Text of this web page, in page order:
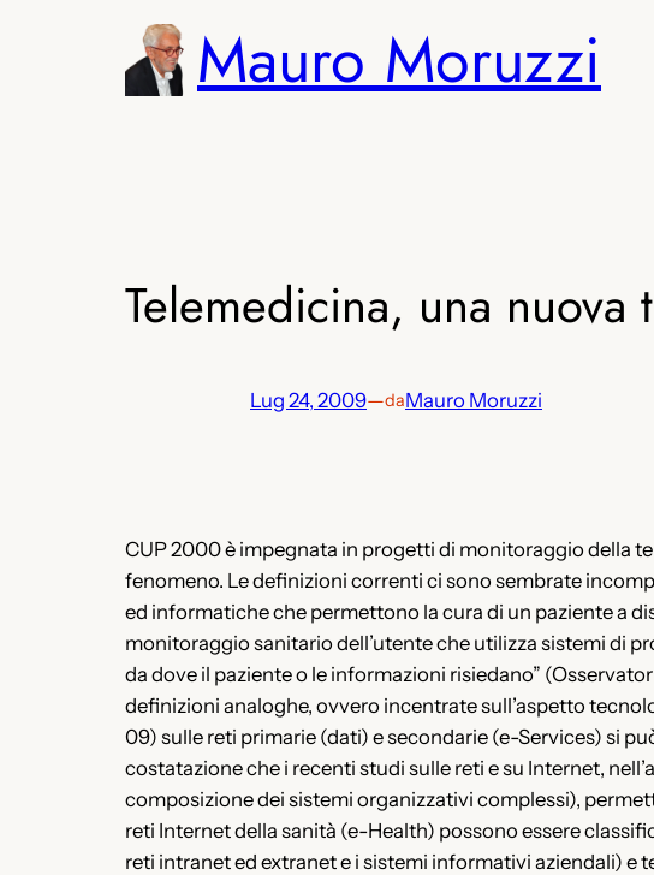
Mauro Moruzzi
Telemedicina, una nuova
Lug 24, 2009—daMauro Moruzzi
CUP 2000 è impegnata in progetti di monitoraggio della
fenomeno. Le definizioni correnti ci sono sembrate
ed informatiche che permettono la cura di un paziente a
monitoraggio sanitario dell’utente che utilizza sistemi di
da dove il paziente o le informazioni risiedano”
definizioni analoghe, ovvero incentrate sull’aspetto
09) sulle reti primarie (dati) e secondarie (e-Services) si
costatazione che i recenti studi sulle reti e su Internet,
composizione dei sistemi organizzativi complessi),
reti Internet della sanità (e-Health) possono essere
reti intranet ed extranet e i sistemi informativi aziendali) e